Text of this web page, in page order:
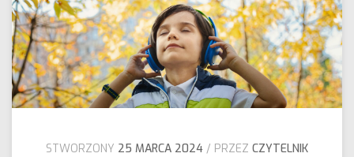
STWORZONY 25 MARCA 2024 PRZEZ CZYTELNIK